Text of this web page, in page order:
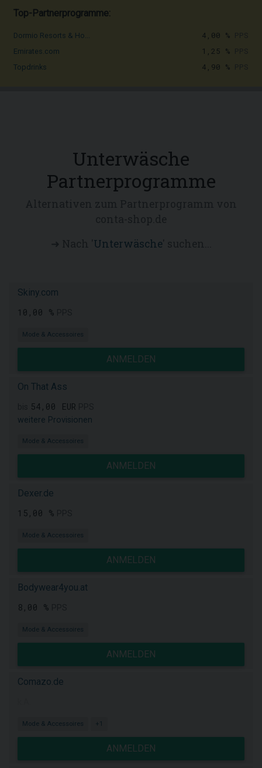
Top-Partnerprogramme:
Dormio Resorts & Ho... 4,00 %
Emirates.com 1,25 %
Topdrinks 4,90 %
Unterwäsche
Partnerprogramme
Unterwäsche
Skiny.com
10,00 %
Mode & Accessoires
ANMELDEN
On That Ass
54,00 EUR
weitere Provisionen
Mode & Accessoires
ANMELDEN
Dexer.de
15,00 %
Mode & Accessoires
ANMELDEN
Bodywear4you.at
8,00 %
Mode & Accessoires
ANMELDEN
Comazo.de
Mode & Accessoires +1
ANMELDEN